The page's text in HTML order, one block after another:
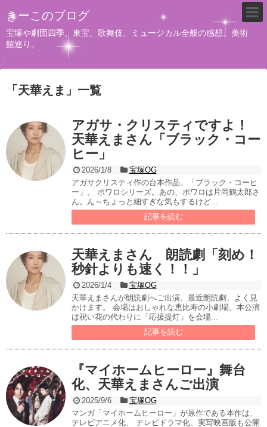
きーこのブログ
宝塚や劇団四季、東宝、歌舞伎、ミュージカル全般の感想。美術
館巡り。
「 天華えま 」 一覧
アガサ・クリスティですよ！
天華えまさん「ブラック・コー
ヒー」
2026/1/8
宝塚OG
アガサクリスティ作の台本作品、「ブラック・コーヒ
ー」。 ポワロシリーズ。あの、ポワロは片岡鶴太郎さ
ん。ん～ちょっと細すぎな気もするけど...
記事を読む
天華えまさん 朗読劇「刻め！
秒針よりも速く！！」
2026/1/4
宝塚OG
天華えまさんが朗読劇へご出演。最近朗読劇、よく見
かけます。 会場はおしゃれな恵比寿の小劇場。本公演
は祝い花の代わりに「応援提灯」を会場...
記事を読む
『マイホームヒーロー』舞台
化、天華えまさんご出演
2025/9/6
宝塚OG
マンガ「マイホームヒーロー」が原作である本作は、
テレビアニメ化、 テレビドラマ化、実写映画版も公開